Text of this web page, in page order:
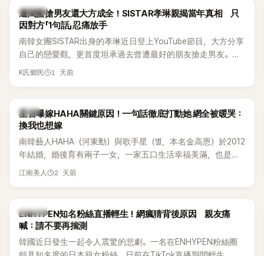
的錄音內容，而A也首度承認自己過去曾是SHINee、NCT等偶
像團體的「站姐」，事件持續延燒。
K-POP
遭閨蜜搶男友還大方成全！SISTAR孝琳親揭當年真相 只
因對方「1句話」忍痛放手
南韓女團SISTAR出身的孝琳近日登上YouTube節目，大方分享
自己的戀愛觀，更首度坦承過去曾遭最好的朋友搶走男友。她
表示，當時選擇瀟灑放手，但如果同樣的事情現在再發生，「我
K氏鄉民 1 天前
韓星
星首曝嫁HAHA關鍵原因！一句話徹底打動她 網全被暖哭：
換我也想嫁
南韓藝人HAHA（河東勳）與歌手星（별，本名金高恩）於2012
年結婚，婚後育有兩子一女，一家五口生活幸福美滿，也是韓
國演藝圈公認的模範夫妻。近日，星首度公開當年決定嫁給
江南美人 2 天前
K-POP
ENHYPEN知名粉絲直播輕生！網瘋猜背後原因 親友痛
喊：請不要再揣測
韓國近日發生一起令人震驚的悲劇。一名在ENHYPEN粉絲圈